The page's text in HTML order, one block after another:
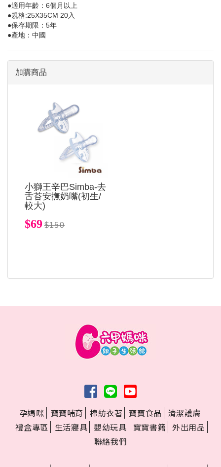
●適用年齡：6個月以上
●規格:25X35CM 20入
●保存期限：5年
●產地：中國
加購商品
小獅王辛巴Simba-去
舌苔安撫奶嘴(初生/
較大)
$69 $150
孕媽咪 寶寶哺育 棉紡衣著 寶寶食品
清潔護膚
禮盒專區
生活寢具 嬰幼玩具 寶寶書籍 外出用品
聯絡我們